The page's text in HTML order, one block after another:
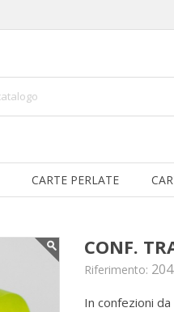
CARTE PERLATE
CONF.
Riferimento:
In confezioni